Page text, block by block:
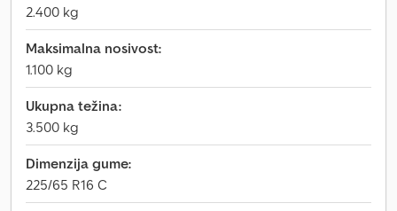
2.400 kg
Maksimalna nosivost:
1.100 kg
Ukupna težina:
3.500 kg
Dimenzija gume:
225/65 R16 C